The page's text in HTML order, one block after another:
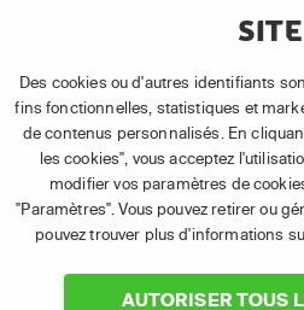
SITE
Des cookies ou d'autres identifiants
fins fonctionnelles, statistiques et
de contenus personnalisés. En
les cookies", vous acceptez
modifier vos paramètres de
"Paramètres". Vous pouvez retirer ou
pouvez trouver plus d'informations
AUTORISER TOUS
souscription à un
(2) Prix de l'abonnement : TVA
uniques d'activation, hors frais de
(3) Restart & Replay:Voir toutes